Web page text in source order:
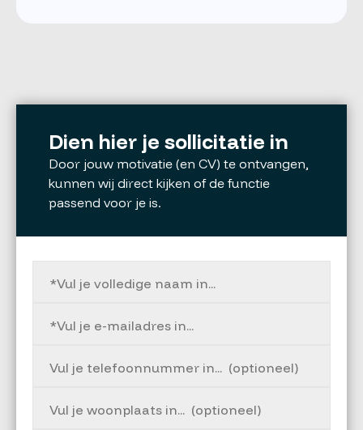
Dien hier je sollicitatie in
Door jouw motivatie (en CV) te ontvangen,
kunnen wij direct kijken of de functie
passend voor je is.